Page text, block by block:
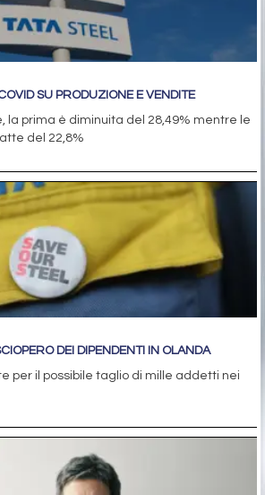
SU PRODUZIONE E VENDITE
la prima è diminuita del 28,49% mentre le
del 22,8%
DEI DIPENDENTI IN OLANDA
per il possibile taglio di mille addetti nei